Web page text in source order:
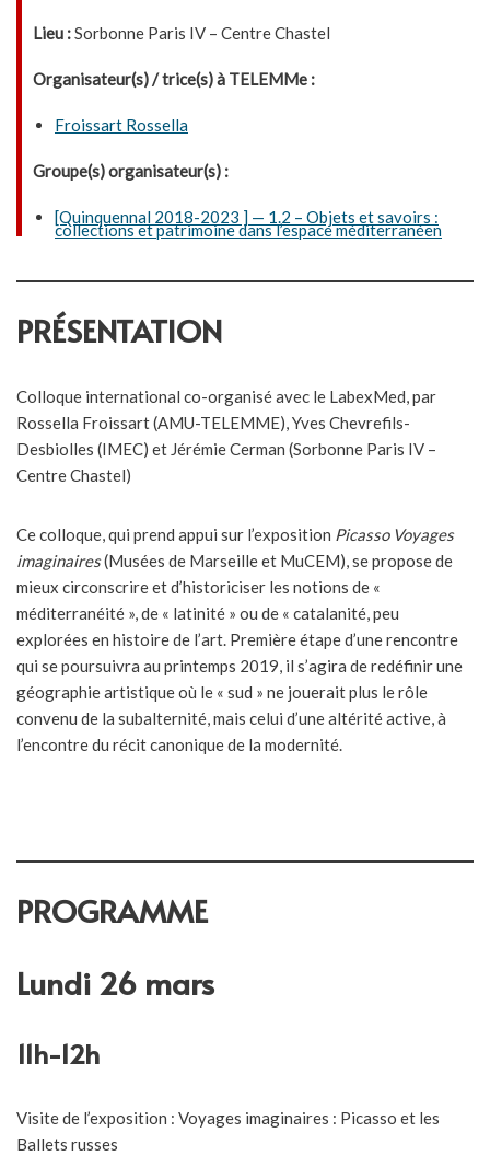
Lieu :Sorbonne Paris IV – Centre Chastel
Organisateur(s) / trice(s) à TELEMMe :
Froissart Rossella
Groupe(s) organisateur(s) :
[Quinquennal 2018-2023 ] — 1.2 – Objets et savoirs :
collections et patrimoine dans l’espace méditerranéen
PRÉSENTATION
Colloque international co-organisé avec le LabexMed, par
Rossella Froissart (AMU-TELEMME), Yves Chevrefils-
Desbiolles (IMEC) et Jérémie Cerman (Sorbonne Paris IV –
Centre Chastel)
Ce colloque, qui prend appui sur l’exposition Picasso Voyages
imaginaires(Musées de Marseille et MuCEM), se propose de
mieux circonscrire et d’historiciser les notions de «
méditerranéité », de « latinité » ou de « catalanité, peu
explorées en histoire de l’art. Première étape d’une rencontre
qui se poursuivra au printemps 2019, il s’agira de redéfinir une
géographie artistique où le « sud » ne jouerait plus le rôle
convenu de la subalternité, mais celui d’une altérité active, à
l’encontre du récit canonique de la modernité.
PROGRAMME
Lundi 26 mars
11h-12h
Visite de l’exposition : Voyages imaginaires : Picasso et les
Ballets russes